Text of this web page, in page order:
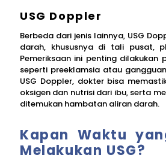
USG Doppler
Berbeda dari jenis lainnya, USG
darah, khususnya di tali pusat,
Pemeriksaan ini penting dilakukan
seperti preeklamsia atau
USG Doppler, dokter bisa
oksigen dan nutrisi dari ibu, serta
ditemukan hambatan aliran darah.
Kapan Waktu
Melakukan USG?